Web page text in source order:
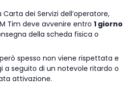
dei Servizi dell’operatore,
Tim deve avvenire entro 1 giorno
della scheda fisica o
spesso non viene rispettata e
a seguito di un notevole ritardo o
attivazione.